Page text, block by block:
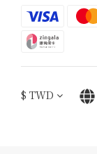
$ TWD